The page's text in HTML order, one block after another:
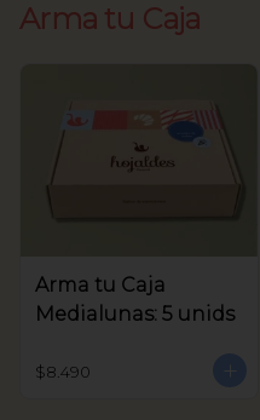
Arma tu Caja
Arma tu Caja
Medialunas: 5 unids
$8.490